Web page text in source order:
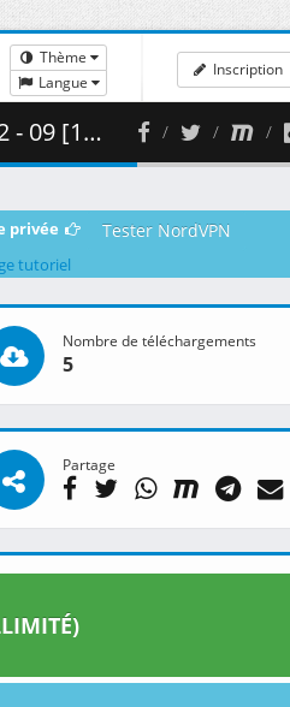
Thème
Langue
Inscription
MB )
privée Tester NordVPN
tutoriel
Nombre de téléchargements
5
Partage